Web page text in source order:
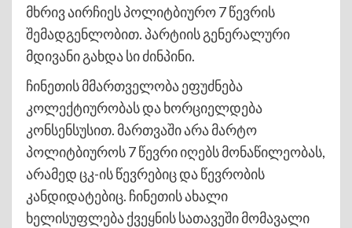
მხრივ აირჩიეს პოლიტბიურო 7 წევრის
შემადგენლობით. პარტიის გენერალური
მდივანი გახდა სი ძინპინი.
ჩინეთის მმართველობა ეფუძნება
კოლექტიურობას და ხორციელდება
კონსენსუსით. მართვაში არა მარტო
პოლიტბიუროს 7 წევრი იღებს მონაწილეობას,
არამედ ცკ-ის წევრებიც და წევრობის
კანდიდატებიც. ჩინეთის ახალი
ხელისუფლება ქვეყნის სათავეში მომავალი